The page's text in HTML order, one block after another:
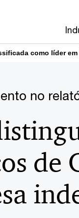
como líder
no
de